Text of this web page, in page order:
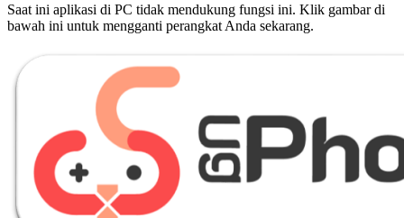
Saat ini aplikasi di PC tidak mendukung fungsi ini. Klik gambar di
bawah ini untuk mengganti perangkat Anda sekarang.